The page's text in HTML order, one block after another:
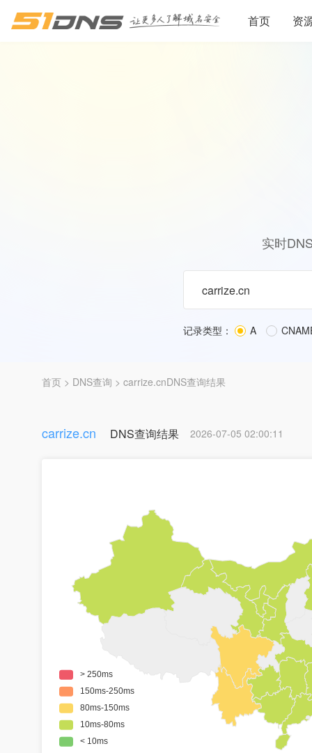
首页 资
实时
记录类型： A
首页 > DNS查询 > carrize.cnDNS查询结果
carrize.cn DNS查询结果 2026-07-05 02:00:11